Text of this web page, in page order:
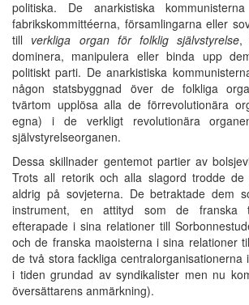
politiska. De anarkistiska
fabrikskommittéerna, församlingarna eller
till verkliga organ för folklig självstyrelse,
dominera, manipulera eller binda upp
politiskt parti. De anarkistiska
någon statsbyggnad över de folkliga
tvärtom upplösa alla de förrevolutionära
egna) i de verkligt revolutionära
självstyrelseorganen.
Dessa skillnader gentemot partier av
Trots all retorik och alla slagord trodde de
aldrig på sovjeterna. De betraktade dem
instrument, en attityd som de franska
efterapade i sina relationer till
och de franska maoisterna i sina relationer
de två stora fackliga centralorganisationerna
i tiden grundad av syndikalister men nu
översättarens anmärkning).